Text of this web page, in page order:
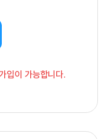
입이 가능합니다.